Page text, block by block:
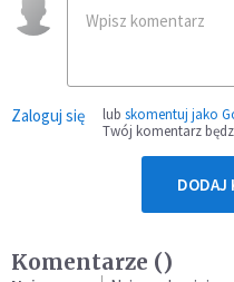
Zaloguj się lub skomentuj jako
Twój komentarz
DODAJ
Komentarze ()